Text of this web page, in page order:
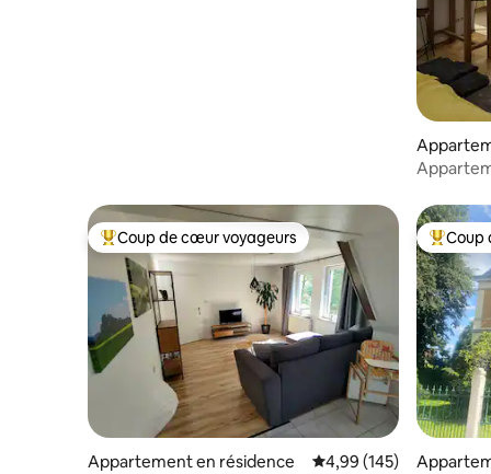
Coups de cœur voyageurs les plus appréciés
Coup de cœur voyageurs
Appartement en résidence Évaluation moyenne
4,99 (145)
Coups
Coup